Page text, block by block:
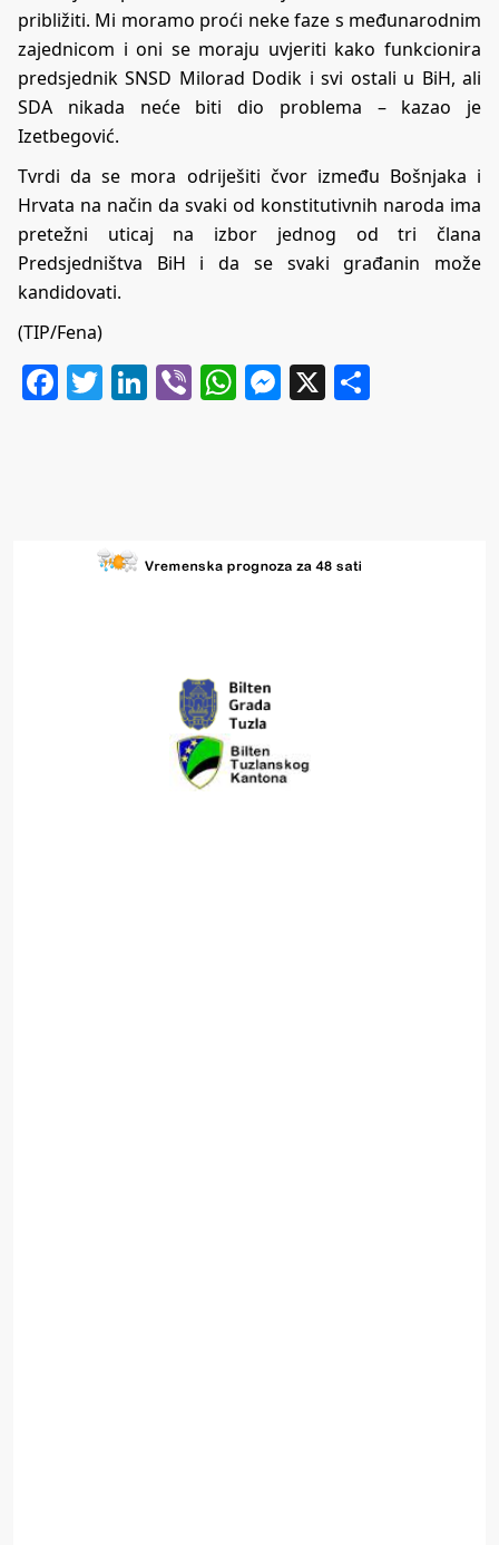
približiti. Mi moramo proći neke faze s međunarodnim
zajednicom i oni se moraju uvjeriti kako funkcionira
predsjednik SNSD Milorad Dodik i svi ostali u BiH, ali
SDA nikada neće biti dio problema – kazao je
Izetbegović.
Tvrdi da se mora odriješiti čvor između Bošnjaka i
Hrvata na način da svaki od konstitutivnih naroda ima
pretežni uticaj na izbor jednog od tri člana
Predsjedništva BiH i da se svaki građanin može
kandidovati.
(TIP/Fena)
Facebook
Twitter
LinkedIn
ViberWhatsApp
Messenger
X